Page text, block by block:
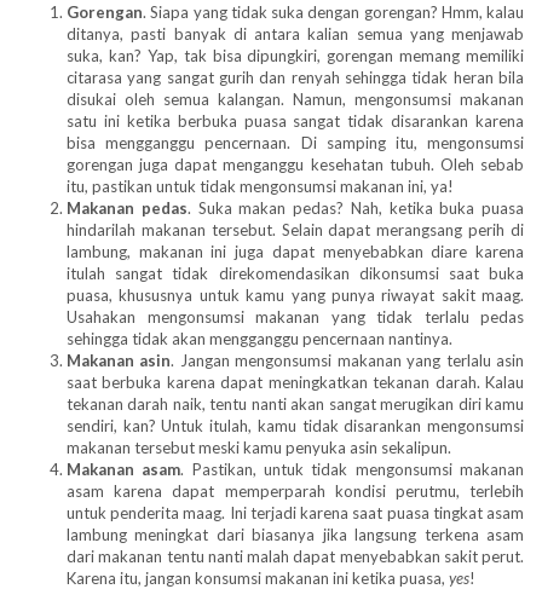
Gorengan. Siapa yang tidak suka dengan gorengan? Hmm, kalau
ditanya, pasti banyak di antara kalian semua yang menjawab
suka, kan? Yap, tak bisa dipungkiri, gorengan memang memiliki
citarasa yang sangat gurih dan renyah sehingga tidak heran bila
disukai oleh semua kalangan. Namun, mengonsumsi makanan
satu ini ketika berbuka puasa sangat tidak disarankan karena
bisa mengganggu pencernaan. Di samping itu, mengonsumsi
gorengan juga dapat menganggu kesehatan tubuh. Oleh sebab
itu, pastikan untuk tidak mengonsumsi makanan ini, ya!
Makanan pedas. Suka makan pedas? Nah, ketika buka puasa
hindarilah makanan tersebut. Selain dapat merangsang perih di
lambung, makanan ini juga dapat menyebabkan diare karena
itulah sangat tidak direkomendasikan dikonsumsi saat buka
puasa, khususnya untuk kamu yang punya riwayat sakit maag.
Usahakan mengonsumsi makanan yang tidak terlalu pedas
sehingga tidak akan mengganggu pencernaan nantinya.
Makanan asin. Jangan mengonsumsi makanan yang terlalu asin
saat berbuka karena dapat meningkatkan tekanan darah. Kalau
tekanan darah naik, tentu nanti akan sangat merugikan diri kamu
sendiri, kan? Untuk itulah, kamu tidak disarankan mengonsumsi
makanan tersebut meski kamu penyuka asin sekalipun.
Makanan asam. Pastikan, untuk tidak mengonsumsi makanan
asam karena dapat memperparah kondisi perutmu, terlebih
untuk penderita maag. Ini terjadi karena saat puasa tingkat asam
lambung meningkat dari biasanya jika langsung terkena asam
dari makanan tentu nanti malah dapat menyebabkan sakit perut.
Karena itu, jangan konsumsi makanan ini ketika puasa, yes!